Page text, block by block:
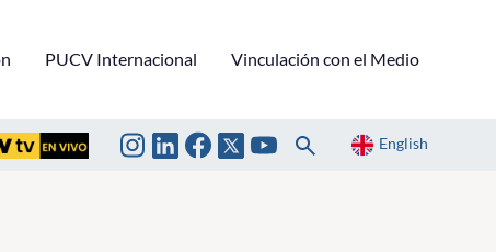
PUCV Internacional Vinculación con el Medio
English